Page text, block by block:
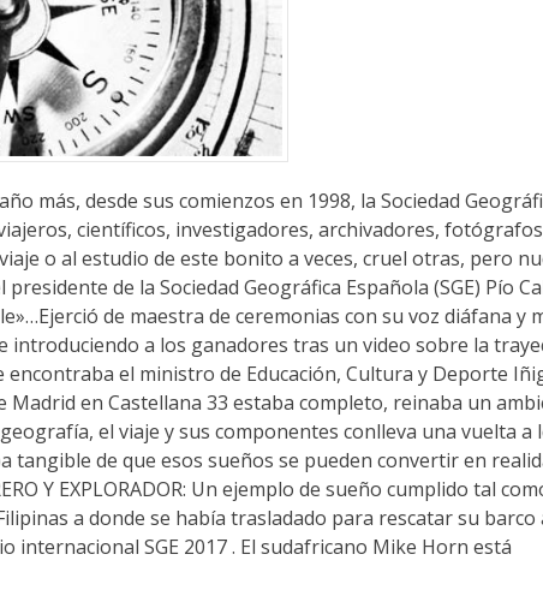
año más, desde sus comienzos en 1998, la Sociedad
científicos, investigadores, archivadores,
o al estudio de este bonito a veces, cruel otras, pero
de la Sociedad Geográfica Española (SGE) Pío
de maestra de ceremonias con su voz diáfana y
introduciendo a los ganadores tras un video sobre la
el ministro de Educación, Cultura y Deporte
en Castellana 33 estaba completo, reinaba un
el viaje y sus componentes conlleva una vuelta a
tangible de que esos sueños se pueden convertir en
Y EXPLORADOR: Un ejemplo de sueño cumplido tal
a donde se había trasladado para rescatar su barco
SGE 2017 . El sudafricano Mike Horn está